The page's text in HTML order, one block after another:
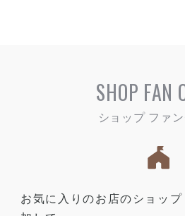
SHOP FAN
お気に入りのお店のショッ